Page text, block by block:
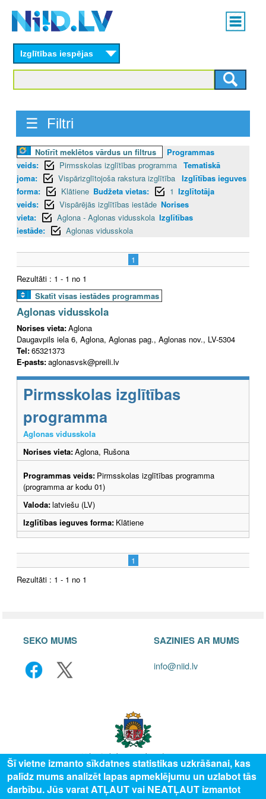
content
Main
menu
Izglītības iespējas
☰ Filtri
Notīrīt meklētos vārdus un filtrus
Programmas
veids:
Pirmsskolas izglītības programma Tematiskā
joma:
Vispārizglītojoša rakstura izglītība Izglītības ieguves
forma:
Klātiene Budžeta vietas: 1 Izglītotāja
veids:
Vispārējās izglītības iestāde Norises
vieta:
Aglona - Aglonas vidusskola Izglītības
iestāde:
Aglonas vidusskola
1
Rezultāti : 1 - 1 no 1
Skatīt visas iestādes programmas
Aglonas vidusskola
Norises vieta:Aglona
Daugavpils iela 6, Aglona, Aglonas pag., Aglonas nov., LV-5304
Tel:65321373
E-pasts:aglonasvsk@preili.lv
Pirmsskolas izglītības
programma
Aglonas vidusskola
Norises vieta:Aglona, Rušona
Programmas veids: Pirmsskolas izglītības programma
(programma ar kodu 01)
Valoda:latviešu (LV)
Izglītības ieguves forma: Klātiene
1
Rezultāti : 1 - 1 no 1
SEKO MUMS SAZINIES AR MUMS
info@niid.lv
© 2025 Valsts izglītības attīstības aģentūra, publicētā satura visas tiesības
Šī vietne izmanto sīkdatnes statistikas uzkrāšanai, kas
palīdz mums analizēt lapas apmeklējumu un uzlabot tās
darbību. Jūs varat ATĻAUT vai NEATĻAUT izmantot